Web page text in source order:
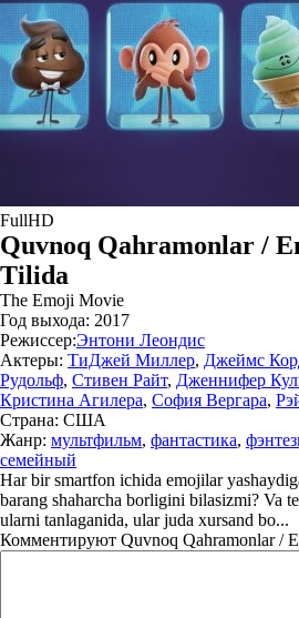
FullHD
Quvnoq Qahramonlar /
Tilida
The Emoji Movie
Год выхода: 2017
Режиссер:Энтони Леондис
Актеры: ТиДжей Миллер, Джеймс
Рудольф, Стивен Райт, Дженнифер
Кристина Агилера, София Вергара,
Страна: США
Жанр: мультфильм, фантастика,
семейный
Har bir smartfon ichida emojilar
barang shaharcha borligini bilasizmi? Va
ularni tanlaganida, ular juda xursand bo...
Комментируют Quvnoq Qahramonlar /